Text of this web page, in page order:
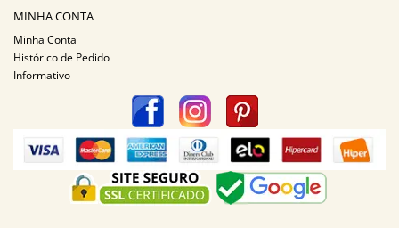
MINHA CONTA
Minha Conta
Histórico de Pedido
Informativo